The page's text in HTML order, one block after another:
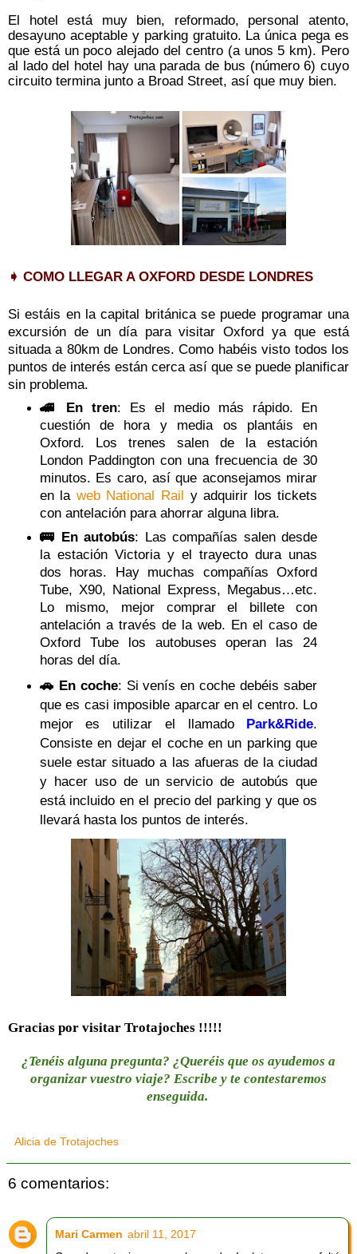
El hotel está muy bien, reformado, personal atento,
desayuno aceptable y parking gratuito. La única pega es
que está un poco alejado del centro (a unos 5 km). Pero
al lado del hotel hay una parada de bus (número 6) cuyo
circuito termina junto a Broad Street, así que muy bien.
➧ COMO LLEGAR A OXFORD DESDE LONDRES
Si estáis en la capital británica se puede programar una
excursión de un día para visitar Oxford ya que está
situada a 80km de Londres. Como habéis visto todos los
puntos de interés están cerca así que se puede planificar
sin problema.
🚄 En tren: Es el medio más rápido. En
cuestión de hora y media os plantáis en
Oxford. Los trenes salen de la estación
London Paddington con una frecuencia de 30
minutos. Es caro, así que aconsejamos mirar
en la web National Rail y adquirir los tickets
con antelación para ahorrar alguna libra.
🚌 En autobús: Las compañías salen desde
la estación Victoria y el trayecto dura unas
dos horas. Hay muchas compañías Oxford
Tube, X90, National Express, Megabus…etc.
Lo mismo, mejor comprar el billete con
antelación a través de la web. En el caso de
Oxford Tube los autobuses operan las 24
horas del día.
🚗 En coche: Si venís en coche debéis saber
que es casi imposible aparcar en el centro. Lo
mejor es utilizar el llamado Park&Ride.
Consiste en dejar el coche en un parking que
suele estar situado a las afueras de la ciudad
y hacer uso de un servicio de autobús que
está incluido en el precio del parking y que os
llevará hasta los puntos de interés.
Gracias por visitar Trotajoches !!!!!
¿Tenéis alguna pregunta? ¿Queréis que os ayudemos a
organizar vuestro viaje? Escribe y te contestaremos
enseguida.
Alicia de Trotajoches
6 comentarios:
Mari Carmen abril 11, 2017